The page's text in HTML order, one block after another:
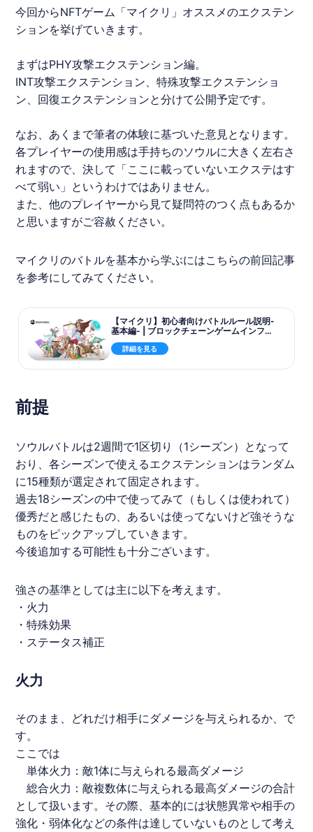
今回からNFTゲーム「マイクリ 」オススメのエクステン
ションを挙げていきます。
まずはPHY攻撃エクステンション編。
INT攻撃エクステンション、特殊攻撃エクステンショ
ン、回復エクステンションと分けて公開予定です。
なお、あくまで筆者の体験に基づいた意見となります。
各プレイヤーの使用感は手持ちのソウルに大きく左右さ
れますので、決して「ここに載っていないエクステはす
べて弱い」というわけではありません。
また、他のプレイヤーから見て疑問符のつく点もあるか
と思いますがご容赦ください。
マイクリのバトルを基本から学ぶにはこちらの前回記事
を参考にしてみてください。
【マイクリ】初心者向けバトルルール説明-
基本編- | ブロックチェーンゲームインフォ-
BlockchainGame Info
詳細を見る
前提
ソウルバトルは2週間で1区切り（1シーズン）となって
おり、各シーズンで使えるエクステンションはランダム
に15種類が選定されて固定されます。
過去18シーズンの中で使ってみて（もしくは使われて）
優秀だと感じたもの、あるいは使ってないけど強そうな
ものをピックアップしていきます。
今後追加する可能性も十分ございます。
強さの基準としては主に以下を考えます。
・火力
・特殊効果
・ステータス補正
火力
そのまま、どれだけ相手にダメージを与えられるか、で
す。
ここでは
単体火力：敵1体に与えられる最高ダメージ
総合火力：敵複数体に与えられる最高ダメージの合計
として扱います。その際、基本的には状態異常や相手の
強化・弱体化などの条件は達していないものとして考え